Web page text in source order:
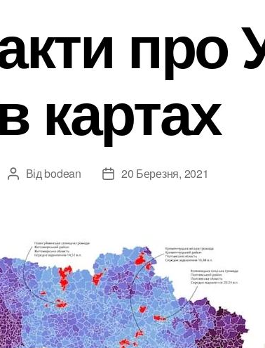
про
картах
Автор
Від bodean
Дата20 Березня, 2021